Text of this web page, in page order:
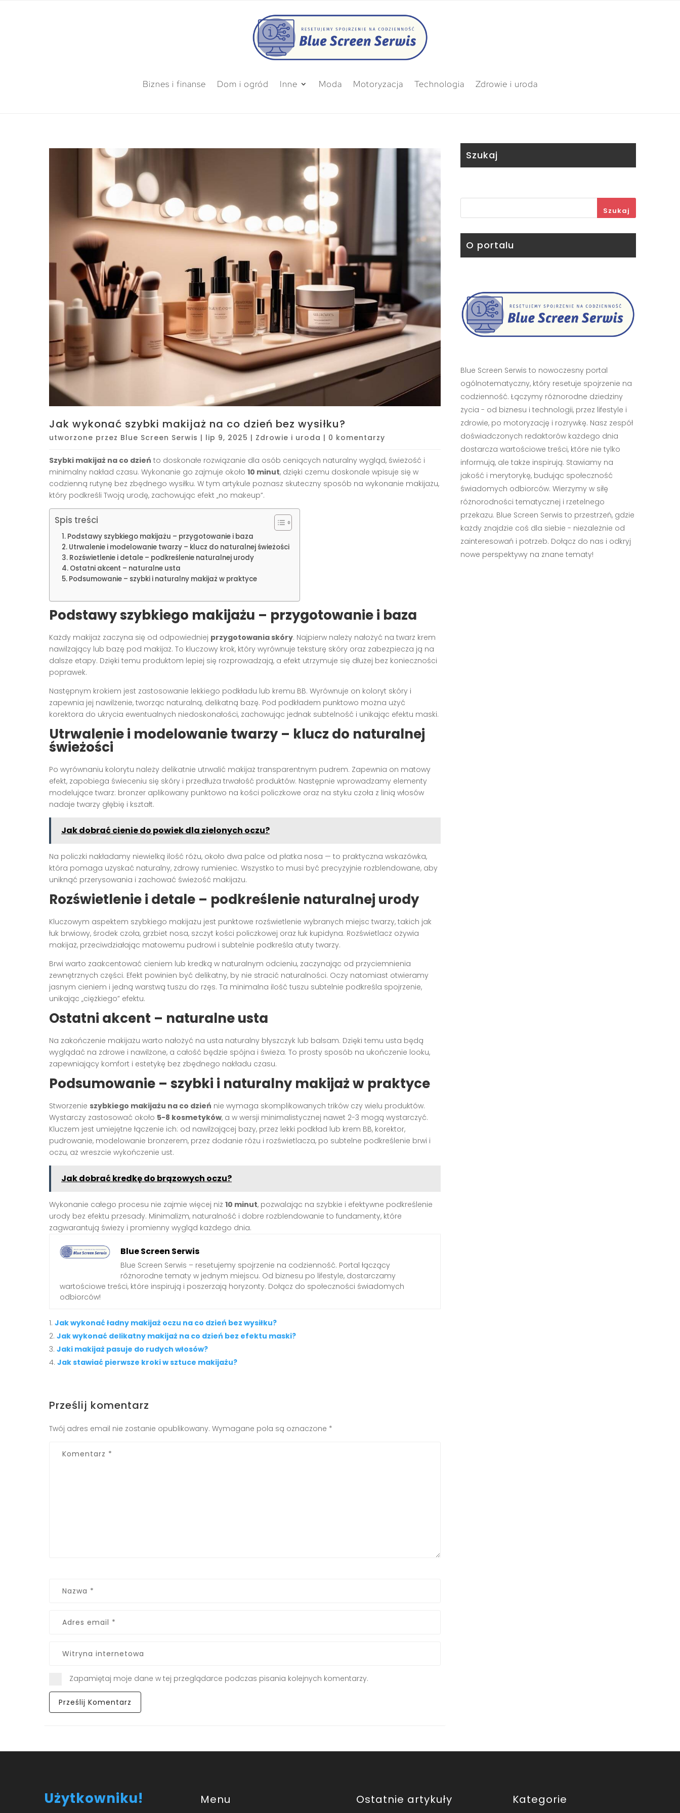
Biznes i finanse Dom i ogród Inne Moda Motoryzacja Technologia Zdrowie i uroda
Jak wykonać szybki makijaż na co dzień bez wysiłku?
utworzone przez Blue Screen Serwis | lip 9, 2025 | Zdrowie i uroda | 0 komentarzy
Szybki makijaż na co dzień to doskonałe rozwiązanie dla osób ceniących naturalny wygląd, świeżość i
minimalny nakład czasu. Wykonanie go zajmuje około 10 minut, dzięki czemu doskonale wpisuje się w
codzienną rutynę bez zbędnego wysiłku. W tym artykule poznasz skuteczny sposób na wykonanie makijażu,
który podkreśli Twoją urodę, zachowując efekt „no makeup”.
Spis treści
Podstawy szybkiego makijażu – przygotowanie i baza
Utrwalenie i modelowanie twarzy – klucz do naturalnej świeżości
Rozświetlenie i detale – podkreślenie naturalnej urody
Ostatni akcent – naturalne usta
Podsumowanie – szybki i naturalny makijaż w praktyce
Podstawy szybkiego makijażu – przygotowanie i baza
Każdy makijaż zaczyna się od odpowiedniej przygotowania skóry. Najpierw należy nałożyć na twarz krem
nawilżający lub bazę pod makijaż. To kluczowy krok, który wyrównuje teksturę skóry oraz zabezpiecza ją na
dalsze etapy. Dzięki temu produktom lepiej się rozprowadzają, a efekt utrzymuje się dłużej bez konieczności
poprawek.
Następnym krokiem jest zastosowanie lekkiego podkładu lub kremu BB. Wyrównuje on koloryt skóry i
zapewnia jej nawilżenie, tworząc naturalną, delikatną bazę. Pod podkładem punktowo można użyć
korektora do ukrycia ewentualnych niedoskonałości, zachowując jednak subtelność i unikając efektu maski.
Utrwalenie i modelowanie twarzy – klucz do naturalnej
świeżości
Po wyrównaniu kolorytu należy delikatnie utrwalić makijaż transparentnym pudrem. Zapewnia on matowy
efekt, zapobiega świeceniu się skóry i przedłuża trwałość produktów. Następnie wprowadzamy elementy
modelujące twarz: bronzer aplikowany punktowo na kości policzkowe oraz na styku czoła z linią włosów
nadaje twarzy głębię i kształt.
Jak dobrać cienie do powiek dla zielonych oczu?
Na policzki nakładamy niewielką ilość różu, około dwa palce od płatka nosa — to praktyczna wskazówka,
która pomaga uzyskać naturalny, zdrowy rumieniec. Wszystko to musi być precyzyjnie rozblendowane, aby
uniknąć przerysowania i zachować świeżość makijażu.
Rozświetlenie i detale – podkreślenie naturalnej urody
Kluczowym aspektem szybkiego makijażu jest punktowe rozświetlenie wybranych miejsc twarzy, takich jak
łuk brwiowy, środek czoła, grzbiet nosa, szczyt kości policzkowej oraz łuk kupidyna. Rozświetlacz ożywia
makijaż, przeciwdziałając matowemu pudrowi i subtelnie podkreśla atuty twarzy.
Brwi warto zaakcentować cieniem lub kredką w naturalnym odcieniu, zaczynając od przyciemnienia
zewnętrznych części. Efekt powinien być delikatny, by nie stracić naturalności. Oczy natomiast otwieramy
jasnym cieniem i jedną warstwą tuszu do rzęs. Ta minimalna ilość tuszu subtelnie podkreśla spojrzenie,
unikając „ciężkiego” efektu.
Ostatni akcent – naturalne usta
Na zakończenie makijażu warto nałożyć na usta naturalny błyszczyk lub balsam. Dzięki temu usta będą
wyglądać na zdrowe i nawilżone, a całość będzie spójna i świeża. To prosty sposób na ukończenie looku,
zapewniający komfort i estetykę bez zbędnego nakładu czasu.
Podsumowanie – szybki i naturalny makijaż w praktyce
Stworzenie szybkiego makijażu na co dzień nie wymaga skomplikowanych trików czy wielu produktów.
Wystarczy zastosować około 5-8 kosmetyków, a w wersji minimalistycznej nawet 2-3 mogą wystarczyć.
Kluczem jest umiejętne łączenie ich: od nawilżającej bazy, przez lekki podkład lub krem BB, korektor,
pudrowanie, modelowanie bronzerem, przez dodanie różu i rozświetlacza, po subtelne podkreślenie brwi i
oczu, aż wreszcie wykończenie ust.
Jak dobrać kredkę do brązowych oczu?
Wykonanie całego procesu nie zajmie więcej niż 10 minut, pozwalając na szybkie i efektywne podkreślenie
urody bez efektu przesady. Minimalizm, naturalność i dobre rozblendowanie to fundamenty, które
zagwarantują świeży i promienny wygląd każdego dnia.
Blue Screen Serwis
Blue Screen Serwis – resetujemy spojrzenie na codzienność. Portal łączący
różnorodne tematy w jednym miejscu. Od biznesu po lifestyle, dostarczamy
wartościowe treści, które inspirują i poszerzają horyzonty. Dołącz do społeczności świadomych
odbiorców!
Jak wykonać ładny makijaż oczu na co dzień bez wysiłku?
Jak wykonać delikatny makijaż na co dzień bez efektu maski?
Jaki makijaż pasuje do rudych włosów?
Jak stawiać pierwsze kroki w sztuce makijażu?
Prześlij komentarz
Twój adres email nie zostanie opublikowany. Wymagane pola są oznaczone *
Zapamiętaj moje dane w tej przeglądarce podczas pisania kolejnych komentarzy.
Szukaj
Szukaj
O portalu
Blue Screen Serwis to nowoczesny portal
ogólnotematyczny, który resetuje spojrzenie na
codzienność. Łączymy różnorodne dziedziny
życia - od biznesu i technologii, przez lifestyle i
zdrowie, po motoryzację i rozrywkę. Nasz zespół
doświadczonych redaktorów każdego dnia
dostarcza wartościowe treści, które nie tylko
informują, ale także inspirują. Stawiamy na
jakość i merytorykę, budując społeczność
świadomych odbiorców. Wierzymy w siłę
różnorodności tematycznej i rzetelnego
przekazu. Blue Screen Serwis to przestrzeń, gdzie
każdy znajdzie coś dla siebie - niezależnie od
zainteresowań i potrzeb. Dołącz do nas i odkryj
nowe perspektywy na znane tematy!
Użytkowniku! Menu Ostatnie artykuły Kategorie